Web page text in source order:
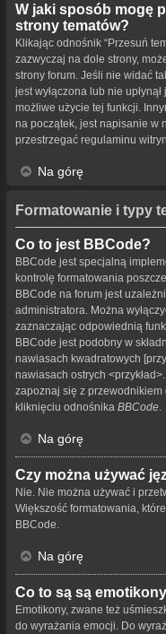
W jaki sposób mogę
strony tematów?
Klikając odnośnik “Przesuń
zazwyczaj na dole strony,
strony forum. Jeśli nie widać
jest wyłączona lub nie
możliwe użycie tej funkcji.
na początek, jest napisanie w
przestrzegać regulaminu
Na górę
Formatowanie i typy
Co to jest BBCode?
BBCode jest specjalną
kontrolę formatowania
BBCode na forum jest
administratora. Można
zaznaczając odpowiednią
BBCode jest podobny w
nawiasach kwadratowych
nawiasach ostrych
zapoznaj się z przewodnikiem
kliknięciu odnośnika BBCode
Na górę
Czy można używać
Nie. Nie można używać i
Większość formatowania,
BBCode.
Na górę
Co to są są
Emotikony, zwane też
do wyrażania emocji. Do